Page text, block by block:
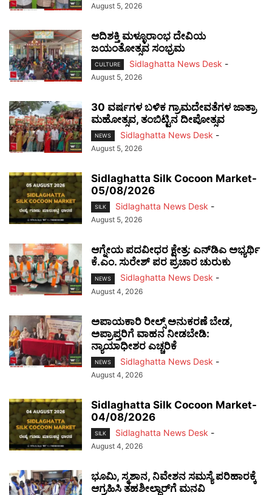
August 5, 2026
ಆದಿಶಕ್ತಿ ಮಳ್ಳೂರಾಂಭ ದೇವಿಯ
ಜಯಂತೋತ್ಸವ ಸಂಭ್ರಮ
CULTURE Sidlaghatta News Desk -
August 5, 2026
30 ವರ್ಷಗಳ ಬಳಿಕ ಗ್ರಾಮದೇವತೆಗಳ ಜಾತ್ರಾ
ಮಹೋತ್ಸವ, ತಂಬಿಟ್ಟಿನ ದೀಪೋತ್ಸವ
NEWS Sidlaghatta News Desk -
August 5, 2026
Sidlaghatta Silk Cocoon Market-
05/08/2026
SILK Sidlaghatta News Desk -
August 5, 2026
ಆಗ್ನೇಯ ಪದವೀಧರ ಕ್ಷೇತ್ರ: ಎನ್‌ಡಿಎ ಅಭ್ಯರ್ಥಿ
ಕೆ.ಎಂ. ಸುರೇಶ್ ಪರ ಪ್ರಚಾರ ಚುರುಕು
NEWS Sidlaghatta News Desk -
August 4, 2026
ಅಪಾಯಕಾರಿ ರೀಲ್ಸ್ ಅನುಕರಣೆ ಬೇಡ,
ಅಪ್ರಾಪ್ತರಿಗೆ ವಾಹನ ನೀಡಬೇಡಿ:
ನ್ಯಾಯಾಧೀಶರ ಎಚ್ಚರಿಕೆ
NEWS Sidlaghatta News Desk -
August 4, 2026
Sidlaghatta Silk Cocoon Market-
04/08/2026
SILK Sidlaghatta News Desk -
August 4, 2026
ಭೂಮಿ, ಸ್ಮಶಾನ, ನಿವೇಶನ ಸಮಸ್ಯೆ ಪರಿಹಾರಕ್ಕೆ
ಆಗ್ರಹಿಸಿ ತಹಶೀಲ್ದಾರ್‌ಗೆ ಮನವಿ